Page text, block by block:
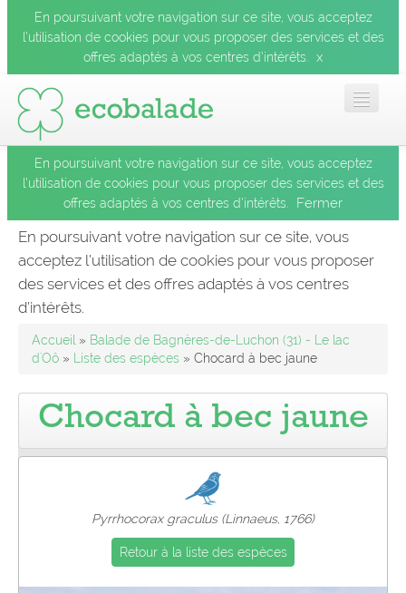
En poursuivant votre navigation sur ce site, vous acceptez
l’utilisation de cookies pour vous proposer des services et des
offres adaptés à vos centres d’intérêts.
x
Accueil
Les balades
Les espèces
Pro
En poursuivant votre navigation sur ce site, vous acceptez
l’utilisation de cookies pour vous proposer des services et des
offres adaptés à vos centres d’intérêts.
Fermer
En poursuivant votre navigation sur ce site, vous
acceptez l’utilisation de cookies pour vous proposer
des services et des offres adaptés à vos centres
d’intérêts.
Accueil » Balade de Bagnères-de-Luchon (31) - Le lac
d'Oô » Liste des espèces » Chocard à bec jaune
Chocard à bec jaune
Pyrrhocorax graculus (Linnaeus, 1766)
Retour à la liste des espèces